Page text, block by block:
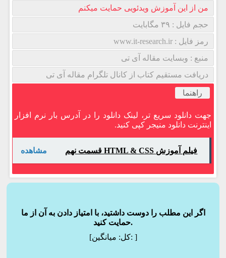
من از این آموزش ویدئویی حمایت میکنم
حجم فایل : ۳۹ مگابایت
رمز فایل : www.it-research.ir
منبع : وبسایت مقاله آی تی
دریافت مستقیم کتاب از کانال تلگرام مقاله آی تی
راهنما
جهت دانلود سریع تر، لینک دانلود را در آدرس بار نرم افزار
اینترنت دانلود منیجر کپی کنید.
مشاهده فیلم آموزش HTML & CSS قسمت نهم
اگر این مطلب را دوست داشتید، با امتیاز دادن به آن از ما
حمایت کنید.
[کل:میانگین: ]